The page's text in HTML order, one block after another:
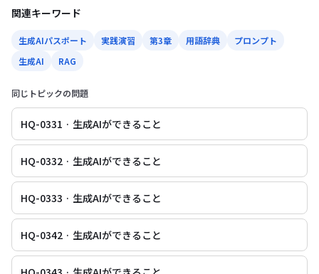
関連キーワード
生成AIパスポート 実践演習 第3章 用語辞典
プロンプト
生成AI
RAG
同じトピックの問題
HQ-0331 · 生成AIができること
HQ-0332 · 生成AIができること
HQ-0333 · 生成AIができること
HQ-0342 · 生成AIができること